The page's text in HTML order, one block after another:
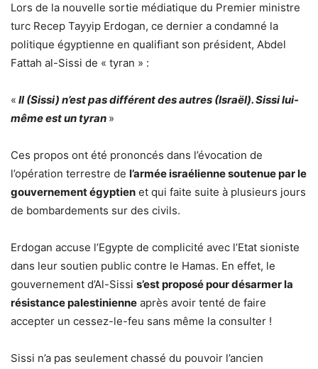
Lors de la nouvelle sortie médiatique du Premier ministre
turc Recep Tayyip Erdogan, ce dernier a condamné la
politique égyptienne en qualifiant son président, Abdel
Fattah al-Sissi de « tyran » :
« Il (Sissi) n’est pas différent des autres (Israël). Sissi lui-
même est un tyran »
Ces propos ont été prononcés dans l’évocation de
l’opération terrestre de l’armée israélienne soutenue par le
gouvernement égyptien et qui faite suite à plusieurs jours
de bombardements sur des civils.
Erdogan accuse l’Egypte de complicité avec l’Etat sioniste
dans leur soutien public contre le Hamas. En effet, le
gouvernement d’Al-Sissi s’est proposé pour désarmer la
résistance palestinienne après avoir tenté de faire
accepter un cessez-le-feu sans même la consulter !
Sissi n’a pas seulement chassé du pouvoir l’ancien